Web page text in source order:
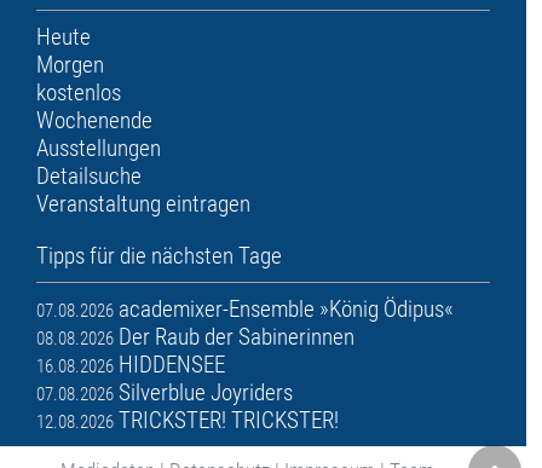
Heute
Morgen
kostenlos
Wochenende
Ausstellungen
Detailsuche
Veranstaltung eintragen
Tipps für die nächsten Tage
07.08.2026 academixer-Ensemble »König Ödipus«
08.08.2026 Der Raub der Sabinerinnen
16.08.2026 HIDDENSEE
07.08.2026 Silverblue Joyriders
12.08.2026 TRICKSTER! TRICKSTER!